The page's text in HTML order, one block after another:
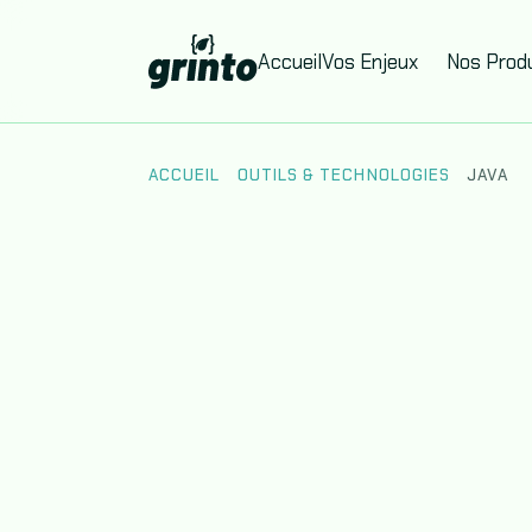
AccueilVos Enjeux Nos
ACCUEIL OUTILS & TECHNOLOGIES JAVA